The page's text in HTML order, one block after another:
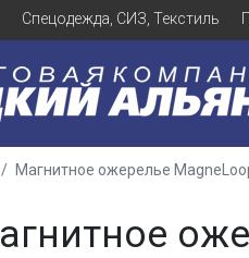
Спецодежда, СИЗ, Текстиль
Магнитное ожерелье